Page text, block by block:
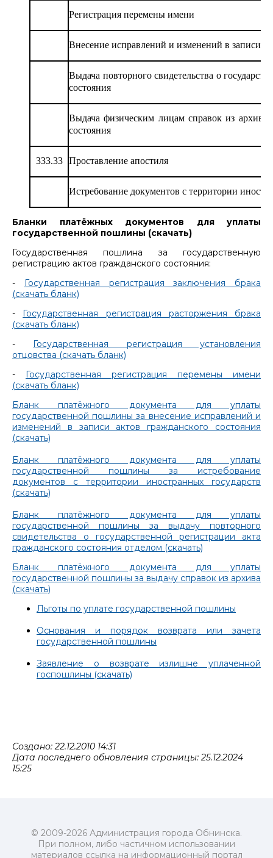
Регистрация перемены имени
Внесение исправлений и изменений в записи
Выдача повторного свидетельства о
состояния
Выдача физическим лицам справок из
состояния
333.33 Проставление апостиля
Истребование документов с территории
Бланки платёжных документов для уплаты
государственной пошлины (скачать)
Государственная пошлина за государственную
регистрацию актов гражданского состояния:
- Государственная регистрация заключения брака
(скачать бланк)
- Государственная регистрация расторжения брака
(скачать бланк)
- Государственная регистрация установления
отцовства (скачать бланк)
- Государственная регистрация перемены имени
(скачать бланк)
Бланк платёжного документа для уплаты
государственной пошлины за внесение исправлений и
изменений в записи актов гражданского состояния
(скачать)
Бланк платёжного документа для уплаты
государственной пошлины за истребование
документов с территории иностранных государств
(скачать)
Бланк платёжного документа для уплаты
государственной пошлины за выдачу повторного
свидетельства о государственной регистрации акта
гражданского состояния отделом (скачать)
Бланк платёжного документа для уплаты
государственной пошлины за выдачу справок из архива
(скачать)
Льготы по уплате государственной пошлины
Основания и порядок возврата или зачета
государственной пошлины
Заявление о возврате излишне уплаченной
госпошлины (скачать)
Создано: 22.12.2010 14:31
Дата последнего обновления страницы: 25.12.2024
15:25
© 2009-2026 Администрация города Обнинска.
При полном, либо частичном использовании
материалов ссылка на информационный портал